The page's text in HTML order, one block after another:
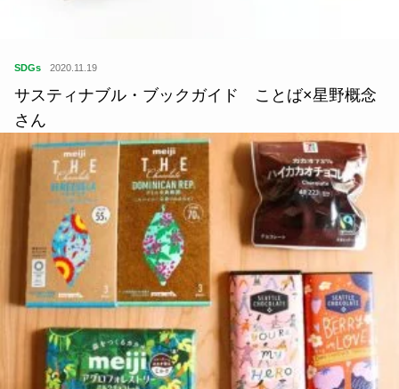
SDGs 2020.11.19
サスティナブル・ブックガイド ことば×星野概念
さん